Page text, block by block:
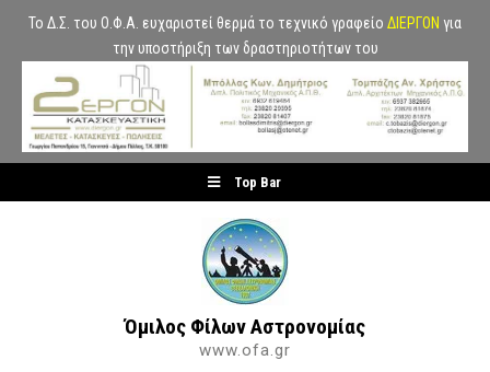
Το Δ.Σ. του Ο.Φ.Α. ευχαριστεί θερμά το τεχνικό γραφείο ΔΙΕΡΓΟΝ για
την υποστήριξη των δραστηριοτήτων του
to
Top Bar
Όμιλος Φίλων Αστρονομίας
www.ofa.gr